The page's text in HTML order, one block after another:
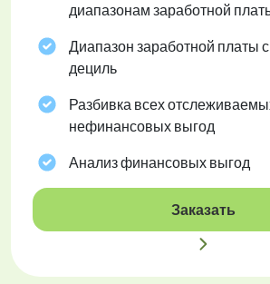
диапазонам заработной
Диапазон заработной платы с
дециль
Разбивка всех
нефинансовых выгод
Анализ финансовых выгод
Заказать